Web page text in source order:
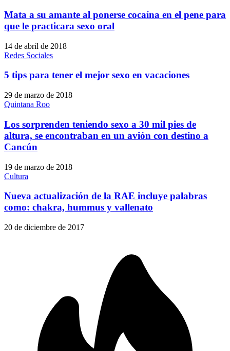
Mata a su amante al ponerse cocaína en el pene para
que le practicara sexo oral
14 de abril de 2018
Redes Sociales
5 tips para tener el mejor sexo en vacaciones
29 de marzo de 2018
Quintana Roo
Los sorprenden teniendo sexo a 30 mil pies de
altura, se encontraban en un avión con destino a
Cancún
19 de marzo de 2018
Cultura
Nueva actualización de la RAE incluye palabras
como: chakra, hummus y vallenato
20 de diciembre de 2017